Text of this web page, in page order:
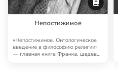
Непостижимое
«Непостижимое. Онтологическое
введение в философию религии»
— главная книга Франка, шедевр